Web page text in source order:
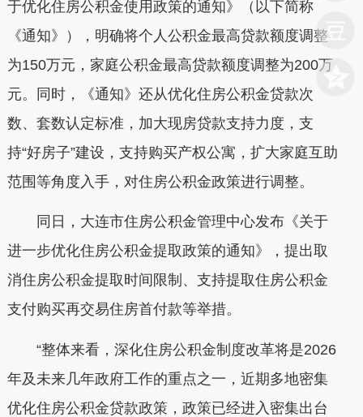
于优化住房公积金使用政策的通知》（以下简称
《通知》），明确将个人公积金最高贷款额度调整
为150万元，家庭公积金最高贷款额度调整为200万
元。同时，《通知》还从优化住房公积金贷款次
数、套数认定标准，加大现房贷款支持力度，支
持“好房子”建设，支持购买产权公寓，扩大家庭互助
范围等角度入手，对住房公积金政策进行调整。
同日，大连市住房公积金管理中心发布《关于
进一步优化住房公积金提取政策的通知》，提出取
消住房公积金提取时间限制、支持提取住房公积金
支付购买再交易住房首付款等举措。
“整体来看，深化住房公积金制度改革将是2026
年及未来几年政府工作的重点之一，近期多地密集
优化住房公积金贷款政策，政策已经进入密集出台